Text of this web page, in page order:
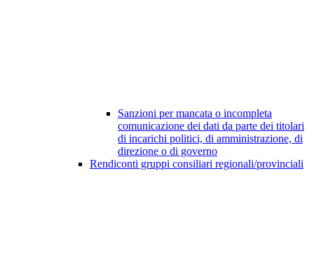
Sanzioni per mancata o incompleta
comunicazione dei dati da parte dei titolari
di incarichi politici, di amministrazione, di
direzione o di governo
Rendiconti gruppi consiliari regionali/provinciali